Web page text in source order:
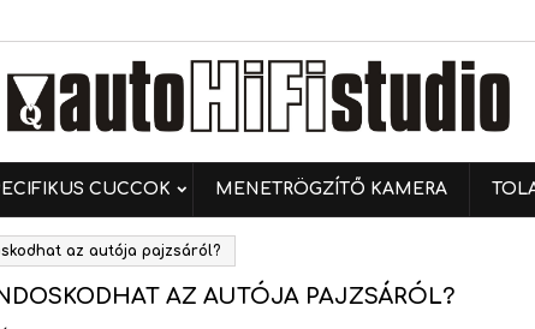
CUCCOK MENETRÖGZÍTŐ KAMERA
az autója pajzsáról?
AZ AUTÓJA PAJZSÁRÓL?
Új lista létrehozása
létrehozása
Mégsem
jelentkezned a termékek kívánságlistába történő